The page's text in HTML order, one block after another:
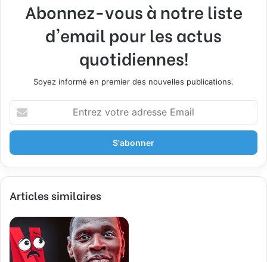
Abonnez-vous à notre liste
d'email pour les actus
quotidiennes!
Soyez informé en premier des nouvelles publications.
t
e
z
o
r
e
a
d
Articles similaires